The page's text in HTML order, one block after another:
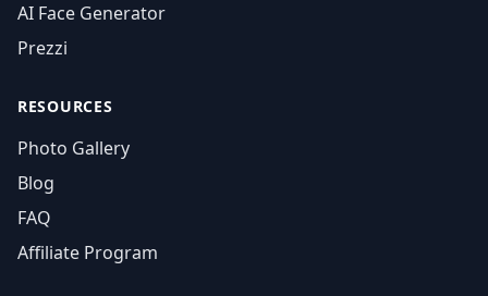
AI Face Generator
Prezzi
RESOURCES
Photo Gallery
Blog
FAQ
Affiliate Program